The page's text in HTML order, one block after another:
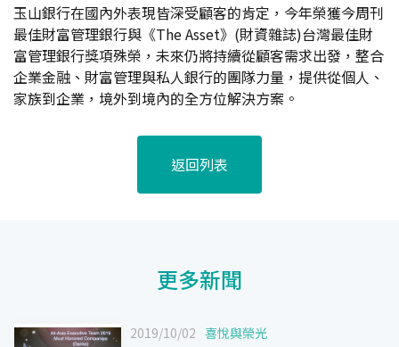
玉山銀行在國內外表現皆深受顧客的肯定，今年榮獲今周刊
最佳財富管理銀行與《The Asset》(財資雜誌)台灣最佳財
富管理銀行獎項殊榮，未來仍將持續從顧客需求出發，整合
企業金融、財富管理與私人銀行的團隊力量，提供從個人、
家族到企業，境外到境內的全方位解決方案。
返回列表
更多新聞
2019/10/02 喜悅與榮光